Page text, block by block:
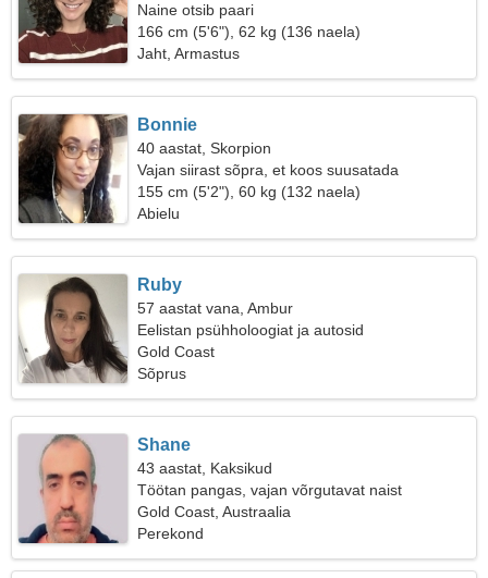
Naine otsib paari
166 cm (5'6"), 62 kg (136 naela)
Jaht, Armastus
Bonnie
40 aastat, Skorpion
Vajan siirast sõpra, et koos suusatada
155 cm (5'2"), 60 kg (132 naela)
Abielu
Ruby
57 aastat vana, Ambur
Eelistan psühholoogiat ja autosid
Gold Coast
Sõprus
Shane
43 aastat, Kaksikud
Töötan pangas, vajan võrgutavat naist
Gold Coast, Austraalia
Perekond